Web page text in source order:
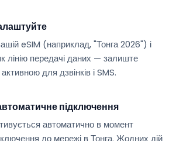
eSIM (наприклад, "Тонга 2026") і
лінію передачі даних — залиште
для дзвінків і SMS.
підключення
автоматично в момент